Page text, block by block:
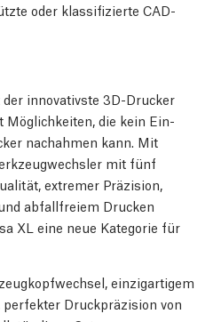
oder klassifizierte CAD-
innovativste 3D-Drucker
die kein Ein-
nachahmen kann. Mit
mit fünf
extremer Präzision,
abfallfreiem Drucken
XL eine neue Kategorie für
einzigartigem
Druckpräzision von